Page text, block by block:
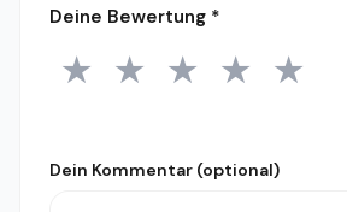
Deine Bewertung *
1 Stern
★ 2 Sterne
★ 3 Sterne
★ 4 Sterne
★ 5
★
Dein Kommentar (optional)